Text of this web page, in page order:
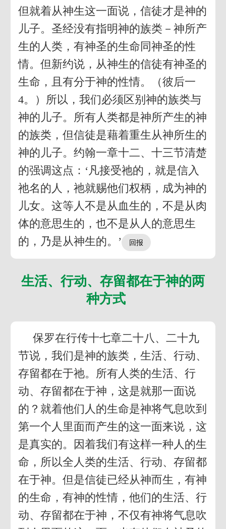
但就着从神生这一面说，信徒才是神的
儿子。圣经没有指明神的族类－神所产
生的人类，有神圣的生命同神圣的性
情。但新约说，从神生的信徒有神圣的
生命，且有分于神的性情。（彼后一
4。）所以，我们必须区别神的族类与
神的儿子。所有人类都是神所产生的神
的族类，但信徒是藉着重生从神所生的
神的儿子。约翰一章十二、十三节清楚
的强调这点：‘凡接受祂的，就是信入
祂名的人，祂就赐他们权柄，成为神的
儿女。这等人不是从血生的，不是从肉
体的意思生的，也不是从人的意思生
的，乃是从神生的。’
生活、行动、存留都在于神的两
种方式
保罗在行传十七章二十八、二十九
节说，我们是神的族类，生活、行动、
存留都在于祂。所有人类的生活、行
动、存留都在于神，这是就那一面说
的？就着他们人的生命是神将气息吹到
第一个人里面而产生的这一面来说，这
是真实的。因着我们有这样一种人的生
命，所以全人类的生活、行动、存留都
在于神。但是信徒已经从神而生，有神
的生命，有神的性情，他们的生活、行
动、存留都在于神，不仅有神将气息吹